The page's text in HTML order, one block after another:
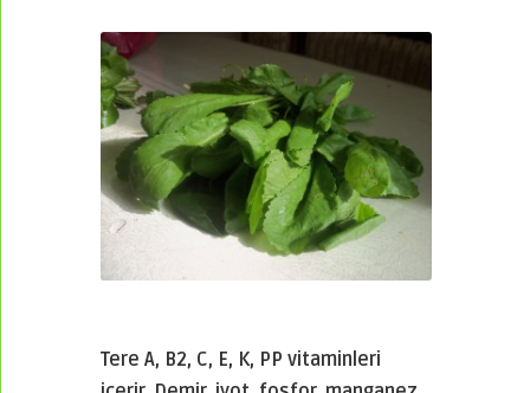
Tere A, B2, C, E, K, PP vitaminleri